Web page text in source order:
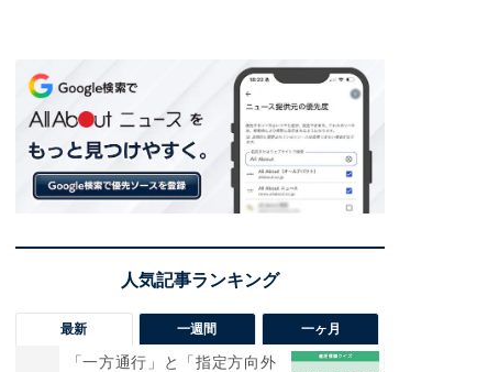
最新 一週間 一ヶ月
「一方通行」と「指定方向外